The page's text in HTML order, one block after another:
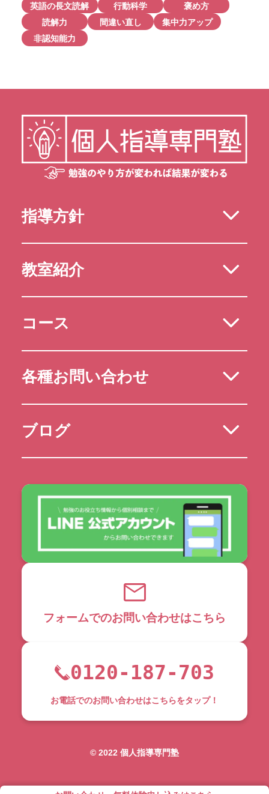
英語の長文読解
行動科学
褒め方
読解力
間違い直し
集中力アップ
非認知能力
指導方針
教室紹介
コース
各種お問い合わせ
ブログ
フォームでのお問い合わせはこちら
0120-187-703
お電話でのお問い合わせはこちらをタップ！
©︎ 2022 個人指導専門塾